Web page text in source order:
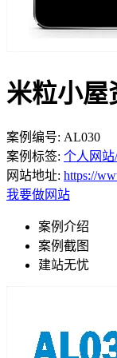
米粒小屋
案例编号: AL030
案例标签: 个人网
网站地址: https://
我要做网站
案例介绍
案例截图
建站无忧